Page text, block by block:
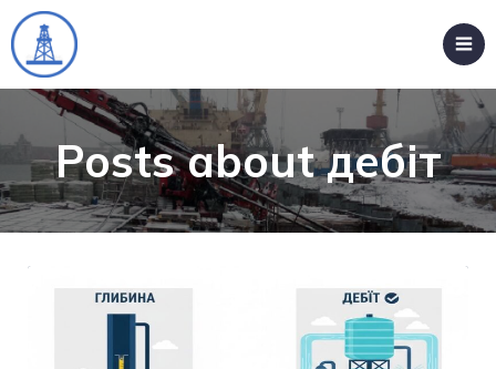
Posts about дебіт